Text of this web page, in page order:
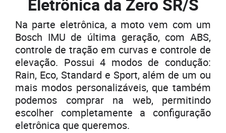
Eletrônica da Zero SR/S
Na parte eletrônica, a moto vem com um
Bosch IMU de última geração, com ABS,
controle de tração em curvas e controle de
elevação. Possui 4 modos de condução:
Rain, Eco, Standard e Sport, além de um ou
mais modos personalizáveis, que também
podemos comprar na web, permitindo
escolher completamente a configuração
eletrônica que queremos.